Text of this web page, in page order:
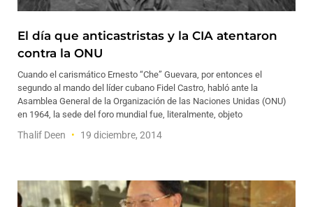
El día que anticastristas y la CIA atentaron
contra la ONU
Cuando el carismático Ernesto “Che” Guevara, por entonces el
segundo al mando del líder cubano Fidel Castro, habló ante la
Asamblea General de la Organización de las Naciones Unidas (ONU)
en 1964, la sede del foro mundial fue, literalmente, objeto
Thalif Deen 19 diciembre, 2014